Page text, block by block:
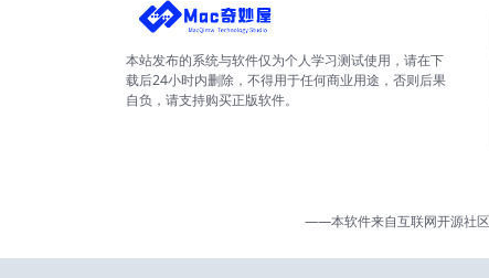
本站发布的系统与软件仅为个人学习测试使用，请在下
载后24小时内删除，不得用于任何商业用途，否则后果
自负，请支持购买正版软件。
——本软件来自互联网开源社